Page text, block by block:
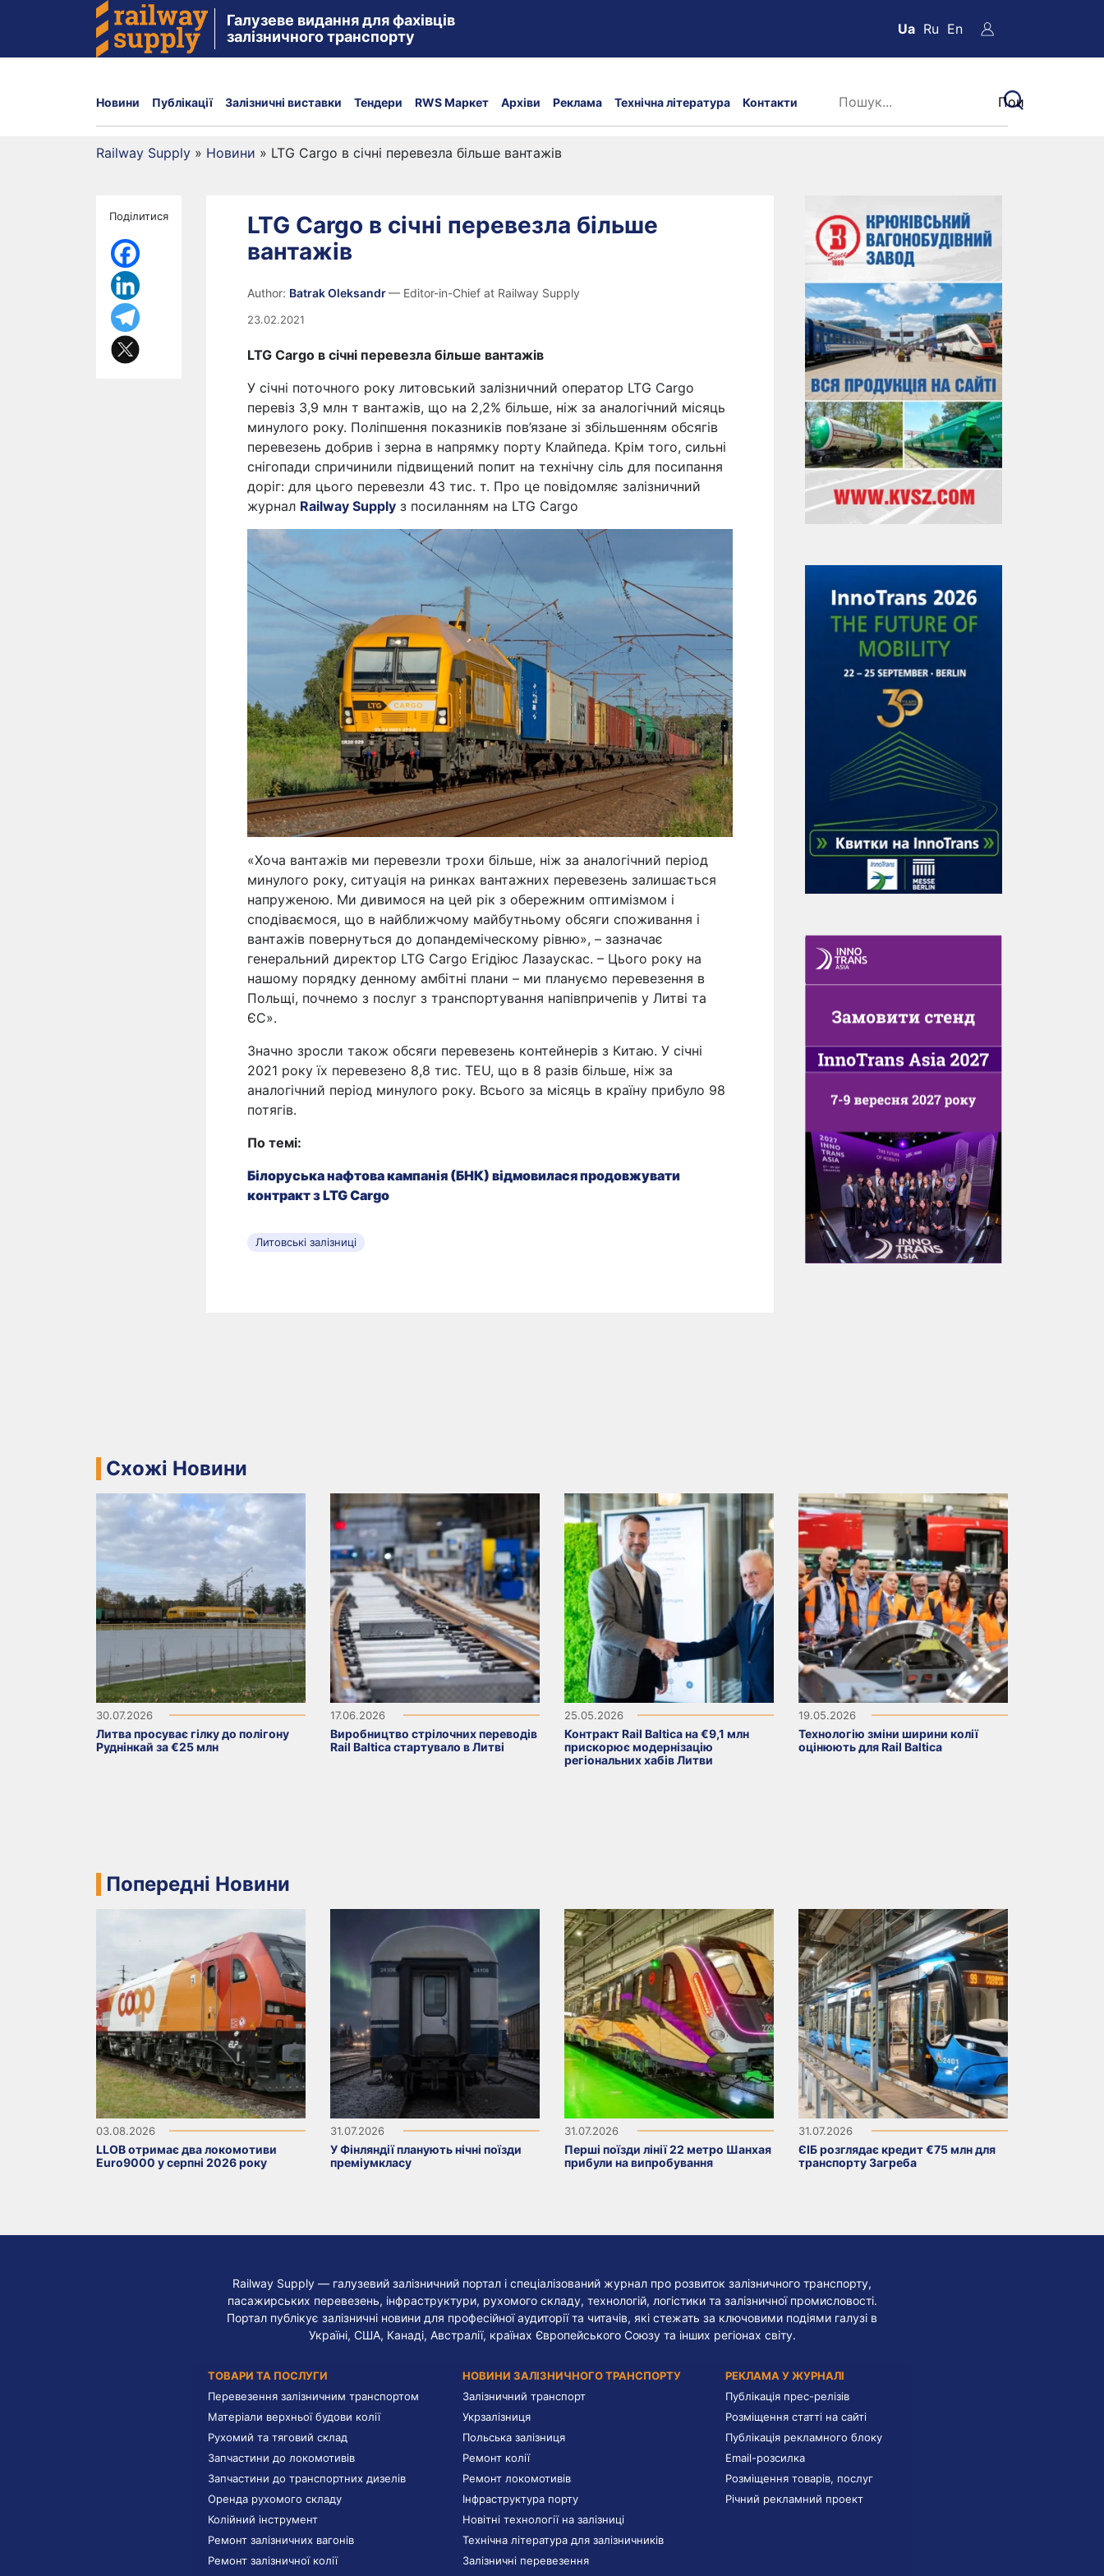
Галузеве видання для фахівців
залізничного транспорту
Ua Ru En
Новини Публікації Залізничні виставки Тендери RWS Маркет Архіви Реклама Технічна література Контакти
Railway Supply » Новини » LTG Cargo в січні перевезла більше вантажів
Поділитися
LTG Cargo в січні перевезла більше
вантажів
Author: Batrak Oleksandr— Editor-in-Chief at Railway Supply
23.02.2021
LTG Cargo в січні перевезла більше вантажів
У січні поточного року литовський залізничний оператор LTG Cargo
перевіз 3,9 млн т вантажів, що на 2,2% більше, ніж за аналогічний місяць
минулого року. Поліпшення показників пов’язане зі збільшенням обсягів
перевезень добрив і зерна в напрямку порту Клайпеда. Крім того, сильні
снігопади спричинили підвищений попит на технічну сіль для посипання
доріг: для цього перевезли 43 тис. т. Про це повідомляє залізничний
журнал Railway Supply з посиланням на LTG Cargo
«Хоча вантажів ми перевезли трохи більше, ніж за аналогічний період
минулого року, ситуація на ринках вантажних перевезень залишається
напруженою. Ми дивимося на цей рік з обережним оптимізмом і
сподіваємося, що в найближчому майбутньому обсяги споживання і
вантажів повернуться до допандеміческому рівню», – зазначає
генеральний директор LTG Cargo Егідіюс Лазаускас. – Цього року на
нашому порядку денному амбітні плани – ми плануємо перевезення в
Польщі, почнемо з послуг з транспортування напівпричепів у Литві та
ЄС».
Значно зросли також обсяги перевезень контейнерів з Китаю. У січні
2021 року їх перевезено 8,8 тис. TEU, що в 8 разів більше, ніж за
аналогічний період минулого року. Всього за місяць в країну прибуло 98
потягів.
По темі:
Білоруська нафтова кампанія (БНК) відмовилася продовжувати
контракт з LTG Cargo
Литовські залізниці
Схожі Новини
30.07.2026
Литва просуває гілку до полігону
Руднінкай за €25 млн
17.06.2026
Виробництво стрілочних переводів
Rail Baltica стартувало в Литві
25.05.2026
Контракт Rail Baltica на €9,1 млн
прискорює модернізацію
регіональних хабів Литви
19.05.2026
Технологію зміни ширини колії
оцінюють для Rail Baltica
Попередні Новини
03.08.2026
LLOB отримає два локомотиви
Euro9000 у серпні 2026 року
31.07.2026
У Фінляндії планують нічні поїзди
преміумкласу
31.07.2026
Перші поїзди лінії 22 метро Шанхая
прибули на випробування
31.07.2026
ЄІБ розглядає кредит €75 млн для
транспорту Загреба
Railway Supply — галузевий залізничний портал і спеціалізований журнал про розвиток залізничного транспорту,
пасажирських перевезень, інфраструктури, рухомого складу, технологій, логістики та залізничної промисловості.
Портал публікує залізничні новини для професійної аудиторії та читачів, які стежать за ключовими подіями галузі в
Україні, США, Канаді, Австралії, країнах Європейського Союзу та інших регіонах світу.
ТОВАРИ ТА ПОСЛУГИ
Перевезення залізничним транспортом
Матеріали верхньої будови колії
Рухомий та тяговий склад
Запчастини до локомотивів
Запчастини до транспортних дизелів
Оренда рухомого складу
Колійний інструмент
Ремонт залізничних вагонів
Ремонт залізничної колії
НОВИНИ ЗАЛІЗНИЧНОГО ТРАНСПОРТУ
Залізничний транспорт
Укрзалізниця
Польська залізниця
Ремонт колії
Ремонт локомотивів
Інфраструктура порту
Новітні технології на залізниці
Технічна література для залізничників
Залізничні перевезення
РЕКЛАМА У ЖУРНАЛІ
Публікація прес-релізів
Розміщення статті на сайті
Публікація рекламного блоку
Email-розсилка
Розміщення товарів, послуг
Річний рекламний проект